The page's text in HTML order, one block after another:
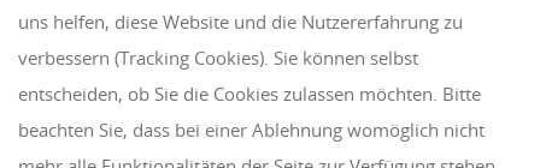
QUICKLINKS
Klientenbereich
Disclaimer
uns helfen, diese Website und die Nutzererfahrung zu
verbessern (Tracking Cookies). Sie können selbst
entscheiden, ob Sie die Cookies zulassen möchten. Bitte
beachten Sie, dass bei einer Ablehnung womöglich nicht